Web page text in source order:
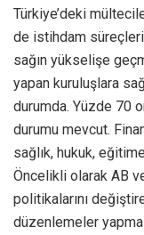
Türkiye’deki
de istihdam süreçleri
sağın yükselişe
yapan kuruluşlara
durumda. Yüzde 70
durumu mevcut.
sağlık, hukuk,
Öncelikli olarak AB
politikalarını
düzenlemeler